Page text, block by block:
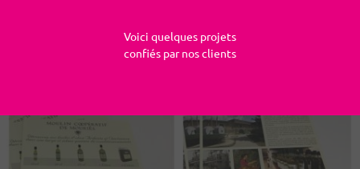
Voici quelques projets
confiés par nos clients